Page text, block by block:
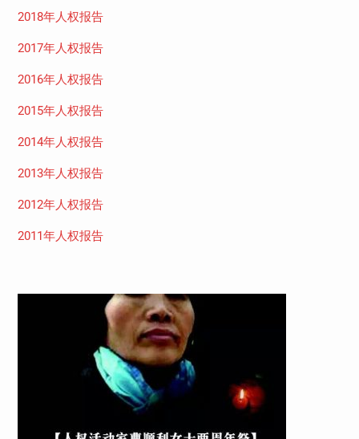
2018年人权报告
2017年人权报告
2016年人权报告
2015年人权报告
2014年人权报告
2013年人权报告
2012年人权报告
2011年人权报告